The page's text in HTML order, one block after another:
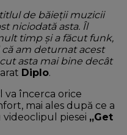
de băieții muzicii
niciodată asta. Îl
timp și a făcut funk,
am deturnat acest
asta mai bine decât
Diplo.
va încerca orice
mai ales după ce a
piesei „Get